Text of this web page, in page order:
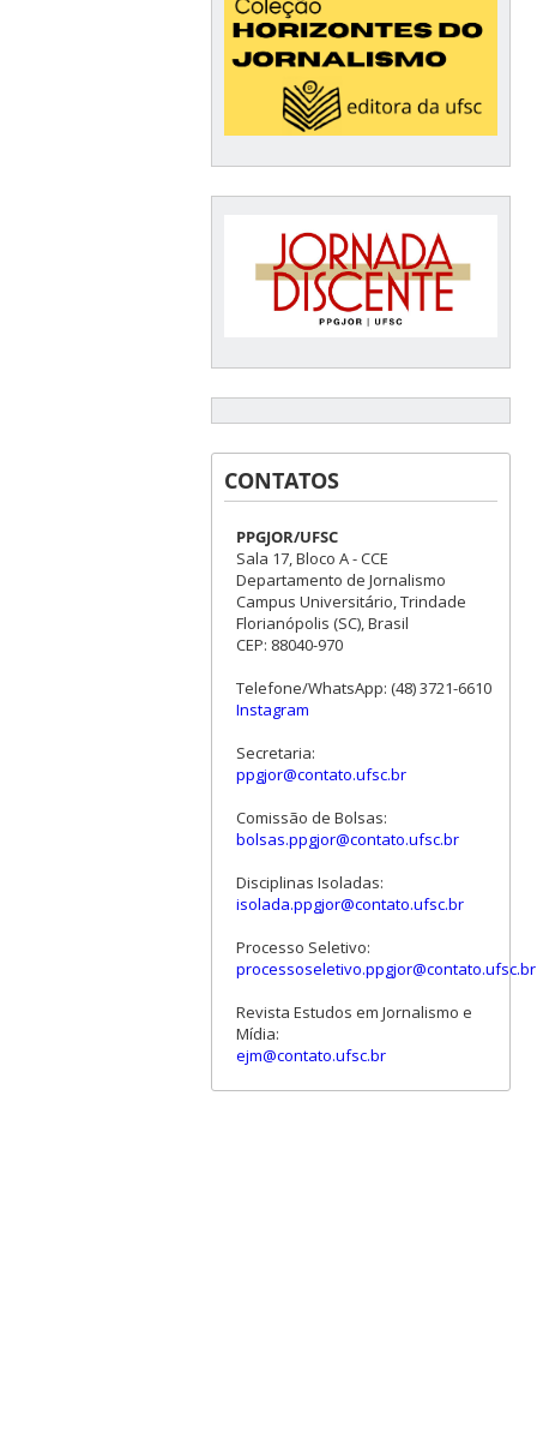
CONTATOS
PPGJOR/UFSC
Sala 17, Bloco A - CCE
Departamento de Jornalismo
Campus Universitário, Trindade
Florianópolis (SC), Brasil
CEP: 88040-970
Telefone/WhatsApp: (48) 3721-6610
Instagram
Secretaria:
ppgjor@contato.ufsc.br
Comissão de Bolsas:
bolsas.ppgjor@contato.ufsc.br
Disciplinas Isoladas:
isolada.ppgjor@contato.ufsc.br
Processo Seletivo:
processoseletivo.ppgjor@contato.ufsc.br
Revista Estudos em Jornalismo e
Mídia:
ejm@contato.ufsc.br